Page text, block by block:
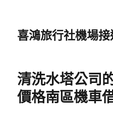
喜鴻旅行社機場接
清洗水塔公司
價格南區機車